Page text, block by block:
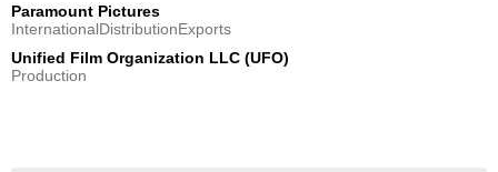
Paramount Pictures
InternationalDistributionExports
Unified Film Organization LLC (UFO)
Production